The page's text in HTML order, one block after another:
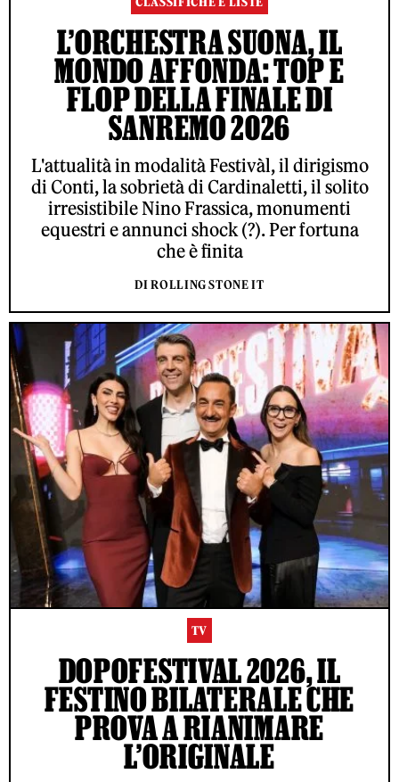
L’ORCHESTRA SUONA, IL
MONDO AFFONDA: TOP E
FLOP DELLA FINALE DI
SANREMO 2026
L'attualità in modalità Festivàl, il dirigismo
di Conti, la sobrietà di Cardinaletti, il solito
irresistibile Nino Frassica, monumenti
equestri e annunci shock (?). Per fortuna
che è finita
DI ROLLING STONE IT
TV
DOPOFESTIVAL 2026, IL
FESTINO BILATERALE CHE
PROVA A RIANIMARE
L’ORIGINALE